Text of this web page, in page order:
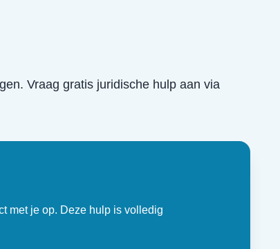
. Vraag gratis juridische hulp aan via
met je op. Deze hulp is volledig